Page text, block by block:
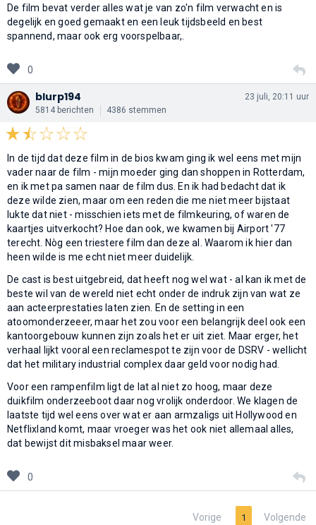
De film bevat verder alles wat je van zo'n film verwacht en is
degelijk en goed gemaakt en een leuk tijdsbeeld en best
spannend, maar ook erg voorspelbaar,.
0
blurp194
5814 berichten 4386 stemmen
23 juli, 20:11 uur
In de tijd dat deze film in de bios kwam ging ik wel eens met mijn
vader naar de film - mijn moeder ging dan shoppen in Rotterdam,
en ik met pa samen naar de film dus. En ik had bedacht dat ik
deze wilde zien, maar om een reden die me niet meer bijstaat
lukte dat niet - misschien iets met de filmkeuring, of waren de
kaartjes uitverkocht? Hoe dan ook, we kwamen bij Airport '77
terecht. Nòg een triestere film dan deze al. Waarom ik hier dan
heen wilde is me echt niet meer duidelijk.
De cast is best uitgebreid, dat heeft nog wel wat - al kan ik met de
beste wil van de wereld niet echt onder de indruk zijn van wat ze
aan acteerprestaties laten zien. En de setting in een
atoomonderzeeer, maar het zou voor een belangrijk deel ook een
kantoorgebouw kunnen zijn zoals het er uit ziet. Maar erger, het
verhaal lijkt vooral een reclamespot te zijn voor de DSRV - wellicht
dat het military industrial complex daar geld voor nodig had.
Voor een rampenfilm ligt de lat al niet zo hoog, maar deze
duikfilm onderzeeboot daar nog vrolijk onderdoor. We klagen de
laatste tijd wel eens over wat er aan armzaligs uit Hollywood en
Netflixland komt, maar vroeger was het ook niet allemaal alles,
dat bewijst dit misbaksel maar weer.
0
Vorige 1 Volgende